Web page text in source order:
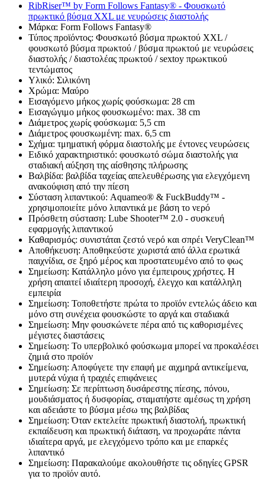
RibRiser™ by Form Follows Fantasy® - Φουσκωτό
πρωκτικό βύσμα XXL με νευρώσεις διαστολής
Μάρκα: Form Follows Fantasy®
Τύπος προϊόντος: Φουσκωτό βύσμα πρωκτού XXL /
φουσκωτό βύσμα πρωκτού / βύσμα πρωκτού με νευρώσεις
διαστολής / διαστολέας πρωκτού / sextoy πρωκτικού
τεντώματος
Υλικό: Σιλικόνη
Χρώμα: Μαύρο
Εισαγόμενο μήκος χωρίς φούσκωμα: 28 cm
Εισαγώγιμο μήκος φουσκωμένο: max. 38 cm
Διάμετρος χωρίς φούσκωμα: 5,5 cm
Διάμετρος φουσκωμένη: max. 6,5 cm
Σχήμα: τμηματική φόρμα διαστολής με έντονες νευρώσεις
Ειδικό χαρακτηριστικό: φουσκωτό σώμα διαστολής για
σταδιακή αύξηση της αίσθησης πλήρωσης
Βαλβίδα: βαλβίδα ταχείας απελευθέρωσης για ελεγχόμενη
ανακούφιση από την πίεση
Σύσταση λιπαντικού: Aquameo® & FuckBuddy™ -
χρησιμοποιείτε μόνο λιπαντικά με βάση το νερό
Πρόσθετη σύσταση: Lube Shooter™ 2.0 - συσκευή
εφαρμογής λιπαντικού
Καθαρισμός: συνιστάται ζεστό νερό και σπρέι VeryClean™
Αποθήκευση: Αποθηκεύστε χωριστά από άλλα ερωτικά
παιχνίδια, σε ξηρό μέρος και προστατευμένο από το φως
Σημείωση: Κατάλληλο μόνο για έμπειρους χρήστες. Η
χρήση απαιτεί ιδιαίτερη προσοχή, έλεγχο και κατάλληλη
εμπειρία
Σημείωση: Τοποθετήστε πρώτα το προϊόν εντελώς άδειο και
μόνο στη συνέχεια φουσκώστε το αργά και σταδιακά
Σημείωση: Μην φουσκώνετε πέρα από τις καθορισμένες
μέγιστες διαστάσεις
Σημείωση: Το υπερβολικό φούσκωμα μπορεί να προκαλέσει
ζημιά στο προϊόν
Σημείωση: Αποφύγετε την επαφή με αιχμηρά αντικείμενα,
μυτερά νύχια ή τραχιές επιφάνειες
Σημείωση: Σε περίπτωση δυσάρεστης πίεσης, πόνου,
μουδιάσματος ή δυσφορίας, σταματήστε αμέσως τη χρήση
και αδειάστε το βύσμα μέσω της βαλβίδας
Σημείωση: Όταν εκτελείτε πρωκτική διαστολή, πρωκτική
εκπαίδευση και πρωκτική διάταση, να προχωράτε πάντα
ιδιαίτερα αργά, με ελεγχόμενο τρόπο και με επαρκές
λιπαντικό
Σημείωση: Παρακαλούμε ακολουθήστε τις οδηγίες GPSR
για το προϊόν αυτό.